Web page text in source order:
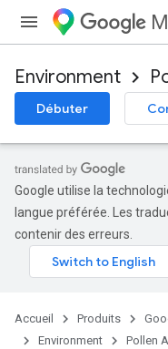
Environment
Débuter
Google utilise la
langue préférée. Les
contenir des erreurs.
Accueil Produits
Environment
Pollen